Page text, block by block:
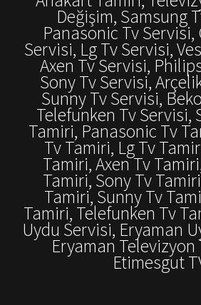
Değişim, Samsung
Panasonic Tv Servisi,
Servisi, Lg Tv Servisi,
Axen Tv Servisi,
Sony Tv Servisi,
Sunny Tv Servisi,
Telefunken Tv Servisi,
Tamiri, Panasonic Tv
Tv Tamiri, Lg Tv
Tamiri, Axen Tv
Tamiri, Sony Tv
Tamiri, Sunny Tv
Tamiri, Telefunken Tv
Uydu Servisi, Eryaman
Eryaman
Etimesgut